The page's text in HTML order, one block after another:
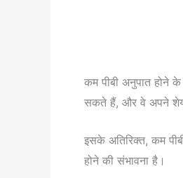
कम पीबी अनुपात होने
सकते हैं, और वे अपने
इसके अतिरिक्त, कम
होने की संभावना है।